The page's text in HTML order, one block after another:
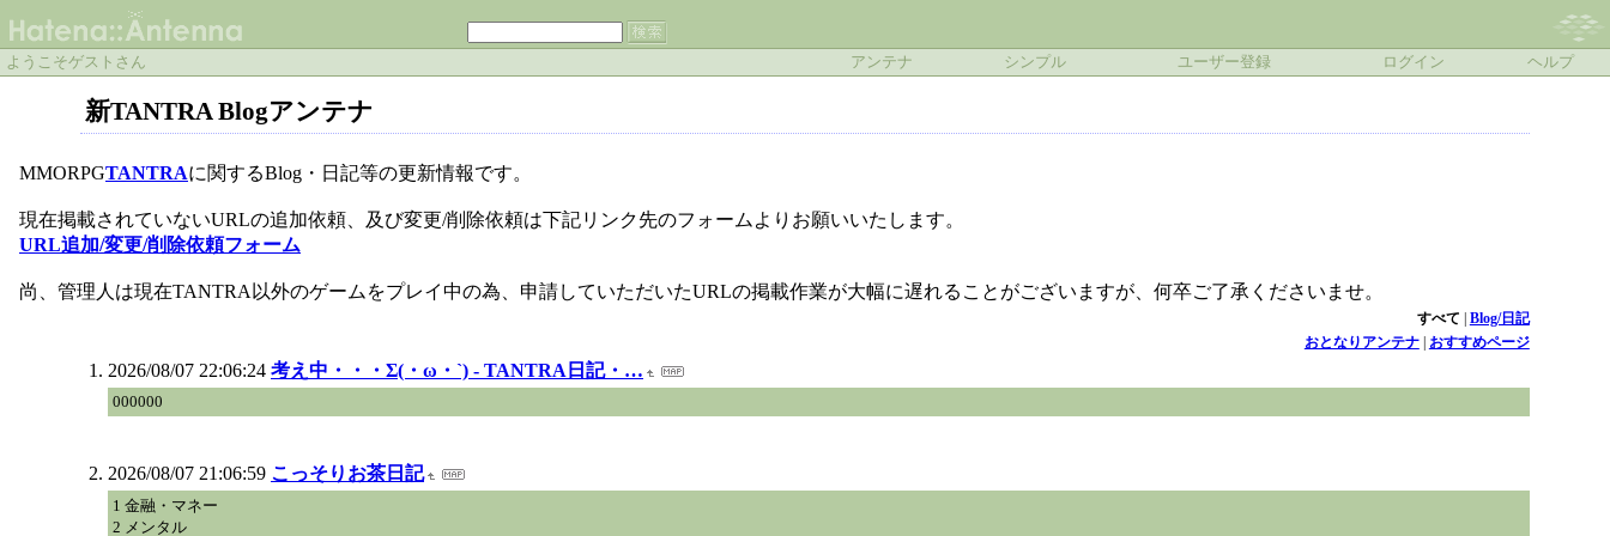
ようこそゲストさん アンテナ シンプル ユーザー登録 ログイン ヘルプ
新TANTRA Blogアンテナ
MMORPGTANTRAに関するBlog・日記等の更新情報です。
現在掲載されていないURLの追加依頼、及び変更/削除依頼は下記リンク先のフォームよりお願いいたします。
URL追加/変更/削除依頼フォーム
尚、管理人は現在TANTRA以外のゲームをプレイ中の為、申請していただいたURLの掲載作業が大幅に遅れることがございますが、何卒ご了承くださいませ。
すべて
Blog/日記
おとなりアンテナ| おすすめページ
2026/08/07 22:06:24 考え中・・・Σ(・ω・`) - TANTRA日記・…
000000
2026/08/07 21:06:59 こっそりお茶日記
1 金融・マネー
2 メンタル